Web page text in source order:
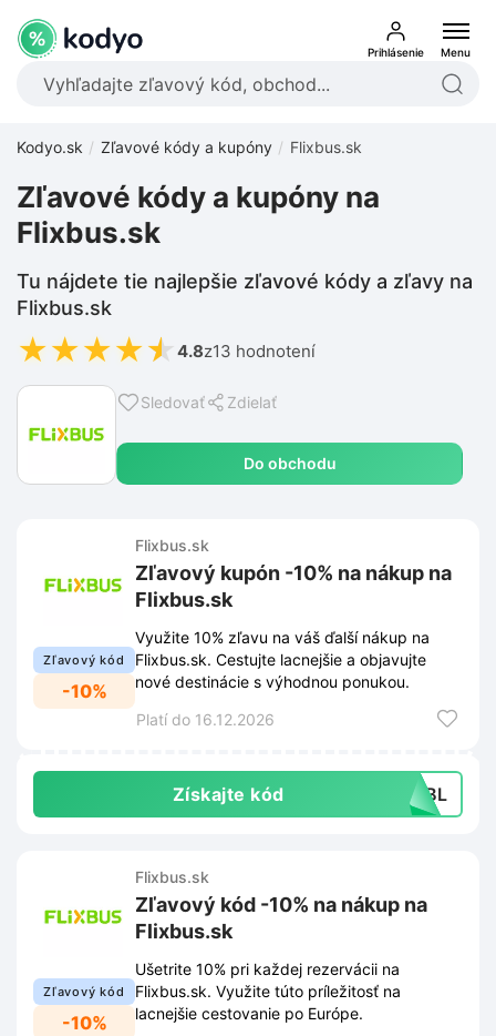
Prihlásenie Menu
Kodyo.sk Zľavové kódy a kupóny Flixbus.sk
Sledovať Zdielať
Do obchodu
Zľavové kódy a kupóny na
Flixbus.sk
Tu nájdete tie najlepšie zľavové kódy a zľavy na
Flixbus.sk
★★★★★ 4.8z13 hodnotení
Zľavový kód
-10%
Flixbus.sk
Zľavový kupón -10% na nákup na
Flixbus.sk
Využite 10% zľavu na váš ďalší nákup na
Flixbus.sk. Cestujte lacnejšie a objavujte
nové destinácie s výhodnou ponukou.
Platí do 16.12.2026
Získajte kód PLBL
Zľavový kód
-10%
Flixbus.sk
Zľavový kód -10% na nákup na
Flixbus.sk
Ušetrite 10% pri každej rezervácii na
Flixbus.sk. Využite túto príležitosť na
lacnejšie cestovanie po Európe.